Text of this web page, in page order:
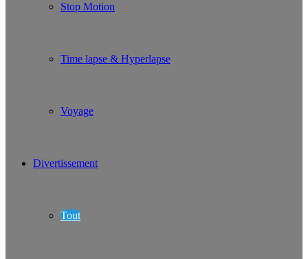
Stop Motion
Time lapse & Hyperlapse
Voyage
Divertissement
Tout